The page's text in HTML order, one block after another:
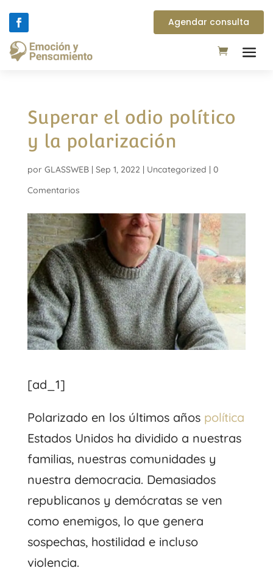
Agendar consulta
Superar el odio político
y la polarización
por GLASSWEB| Sep 1, 2022 | Uncategorized | 0
Comentarios
[ad_1]
Polarizado en los últimos años política
Estados Unidos ha dividido a nuestras
familias, nuestras comunidades y
nuestra democracia. Demasiados
republicanos y demócratas se ven
como enemigos, lo que genera
sospechas, hostilidad e incluso
violencia.